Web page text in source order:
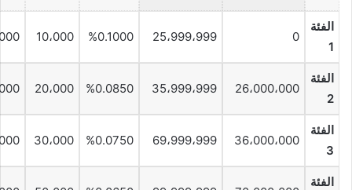
الفئة
1
0 25،999،999 %0.1000 10،000
الفئة
2
26،000،000 35،999،999 %0.0850 20،000
الفئة
3
36،000،000 69،999،999 %0.0750 30،000
الفئة